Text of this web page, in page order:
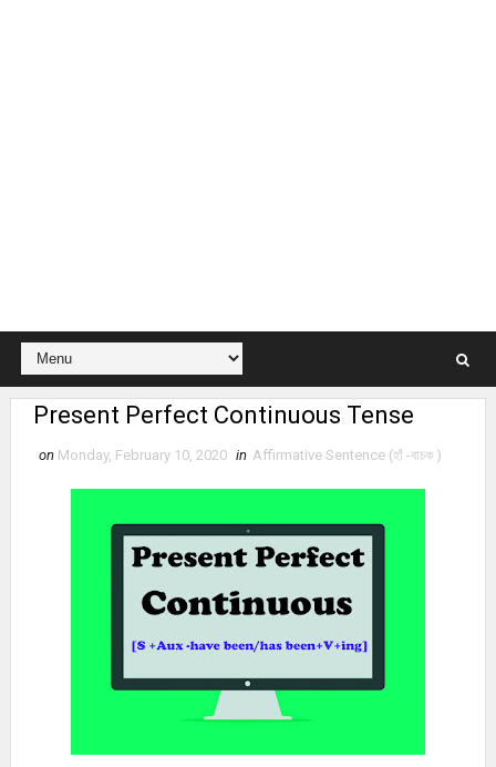
Present Perfect Continuous Tense
on Monday, February 10, 2020 in Affirmative Sentence (হাঁ -বাচক )